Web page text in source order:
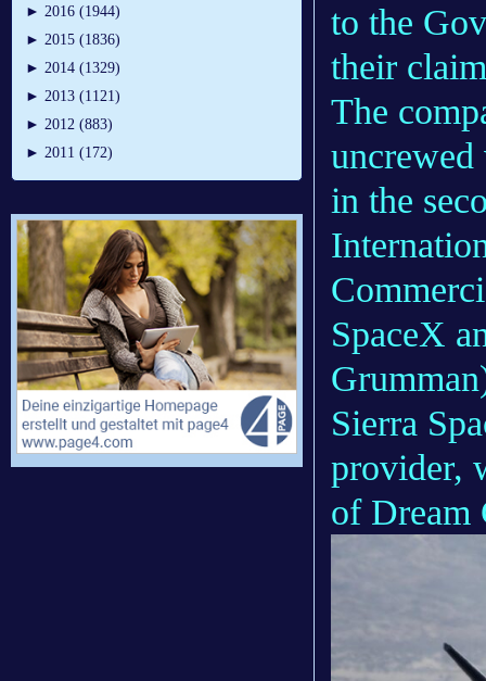
► 2016 (1944)
► 2015 (1836)
► 2014 (1329)
► 2013 (1121)
► 2012 (883)
► 2011 (172)
to the
their
The
uncrewed
in the
SpaceX
Sierra
provider,
of Dream